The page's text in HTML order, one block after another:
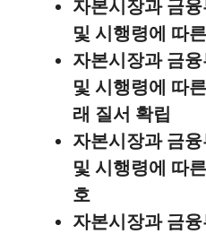
자본시장과 금
및 시행령에 따
자본시장과 금
및 시행령에 따
래 질서 확립
자본시장과 금
및 시행령에 따
호
자본시장과 금